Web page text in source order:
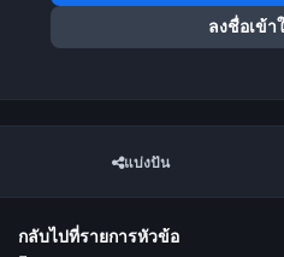
ลงชื่อเข้
แบ่งปัน
กลับไปที่รายการหัวข้อ